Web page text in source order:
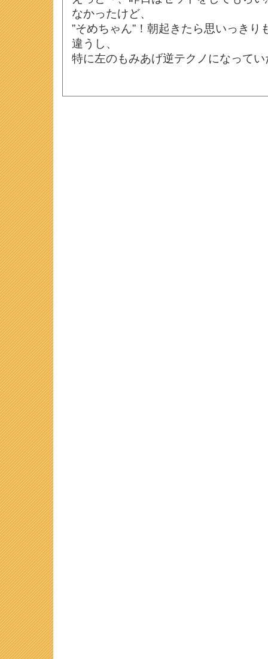
なかったけど、
”そめちゃん”！朝起きたら思いっきり
違うし、
特に左のもみあげ逆テクノになって